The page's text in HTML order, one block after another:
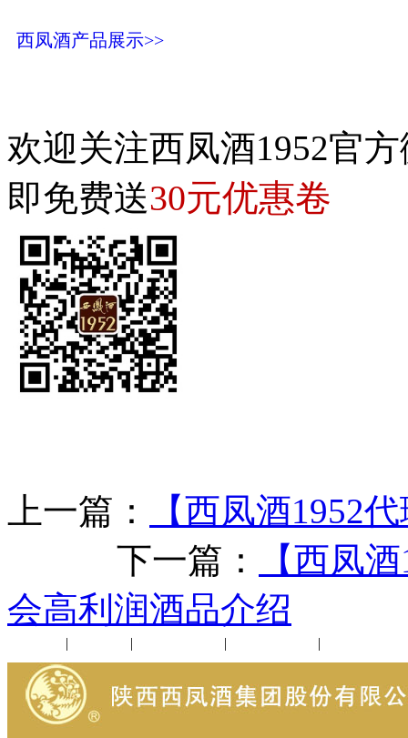
西凤酒产品展示>>
欢迎关注西凤酒1952官
即免费送30元优惠卷
上一篇：
【西凤酒1952
下一篇：
【西凤
会高利润酒品介绍
| | | |